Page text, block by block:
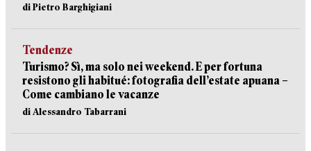
di Pietro Barghigiani
Tendenze
Turismo? Sì, ma solo nei weekend. E per fortuna
resistono gli habitué: fotografia dell’estate apuana –
Come cambiano le vacanze
di Alessandro Tabarrani